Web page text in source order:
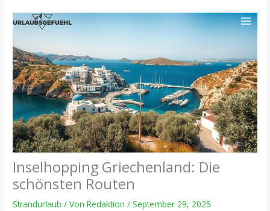
Inselhopping Griechenland: Die
schönsten Routen
Strandurlaub / VonRedaktion/September 29, 2025